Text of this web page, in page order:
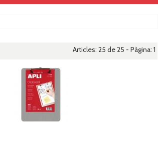
Articles: 25 de 25 - Pàgina: 1